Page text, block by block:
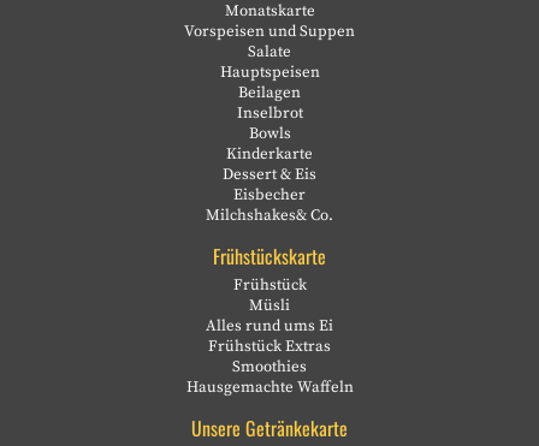
Monatskarte
Vorspeisen und Suppen
Salate
Hauptspeisen
Beilagen
Inselbrot
Bowls
Kinderkarte
Dessert & Eis
Eisbecher
Milchshakes& Co.
Frühstückskarte
Frühstück
Müsli
Alles rund ums Ei
Frühstück Extras
Smoothies
Hausgemachte Waffeln
Unsere Getränkekarte